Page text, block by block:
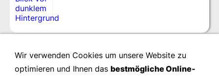
Wir verwenden Cookies um unsere Website zu
optimieren und Ihnen das bestmögliche Online-